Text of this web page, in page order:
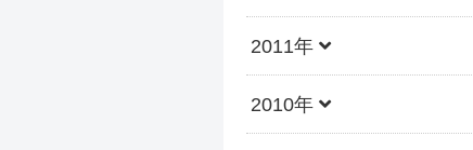
2011年
2010年